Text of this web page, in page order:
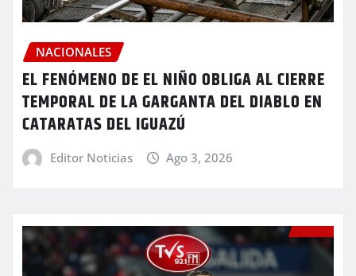
NACIONALES
EL FENÓMENO DE EL NIÑO OBLIGA AL CIERRE
TEMPORAL DE LA GARGANTA DEL DIABLO EN
CATARATAS DEL IGUAZÚ
Editor Noticias Ago 3, 2026